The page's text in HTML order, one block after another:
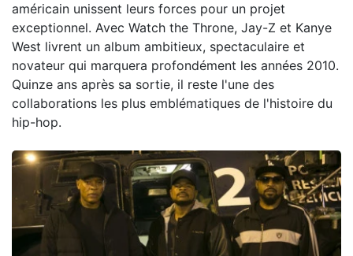
américain unissent leurs forces pour un projet
exceptionnel. Avec Watch the Throne, Jay-Z et Kanye
West livrent un album ambitieux, spectaculaire et
novateur qui marquera profondément les années 2010.
Quinze ans après sa sortie, il reste l'une des
collaborations les plus emblématiques de l'histoire du
hip-hop.